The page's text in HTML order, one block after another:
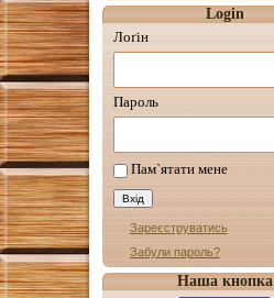
Login
Лоґін
Пароль
Пам`ятати мене
Зареєструватись
Забули пароль?
Наша кнопка